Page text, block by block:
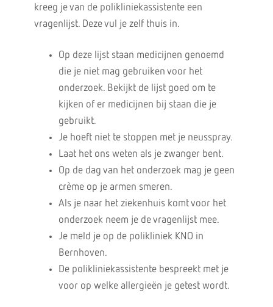
kreeg je van de polikliniekassistente een
vragenlijst. Deze vul je zelf thuis in.
Op deze lijst staan medicijnen genoemd
die je niet mag gebruiken voor het
onderzoek. Bekijkt de lijst goed om te
kijken of er medicijnen bij staan die je
gebruikt.
Je hoeft niet te stoppen met je neusspray.
Laat het ons weten als je zwanger bent.
Op de dag van het onderzoek mag je geen
crème op je armen smeren.
Als je naar het ziekenhuis komt voor het
onderzoek neem je de vragenlijst mee.
Je meld je op de polikliniek KNO in
Bernhoven.
De polikliniekassistente bespreekt met je
voor op welke allergieën je getest wordt.